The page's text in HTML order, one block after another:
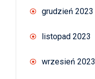
grudzień 2023
listopad 2023
wrzesień 2023